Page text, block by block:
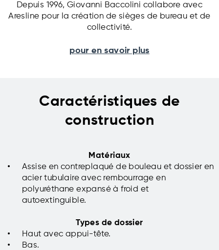
Depuis 1996, Giovanni Baccolini collabore avec
Aresline pour la création de sièges de bureau et de
collectivité.
pour en savoir plus
Caractéristiques de
construction
Matériaux
Assise en contreplaqué de bouleau et dossier en
acier tubulaire avec rembourrage en
polyuréthane expansé à froid et
autoextinguible.
Types de dossier
Haut avec appui-tête.
Bas.